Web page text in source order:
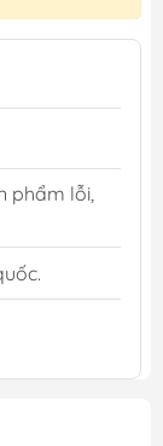
phẩm lỗi,